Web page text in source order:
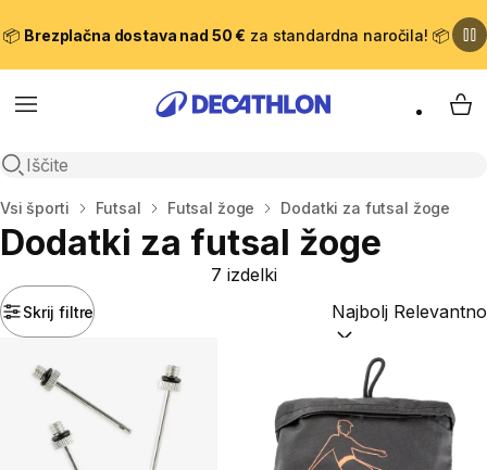
📦 Brezplačna dostava nad 50 € za standardna naročila! 📦
Meni
Odpri iskanje
Domov
Vsi športi Futsal Futsal žoge Dodatki za futsal žoge
Dodatki za futsal žoge
Skrij filtre
7 izdelki
Razvrsti po: